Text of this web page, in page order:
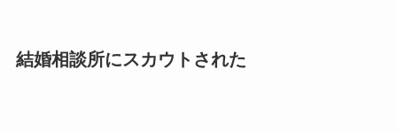
結婚相談所にスカウトされた